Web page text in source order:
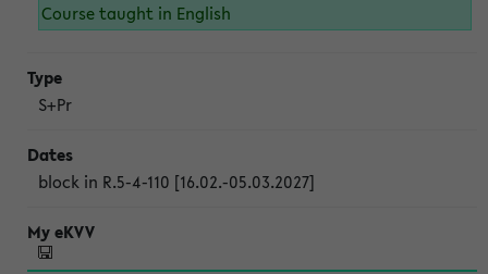
Course taught in English
S+Pr
block in R.5-4-110 [16.02.-05.03.2027]